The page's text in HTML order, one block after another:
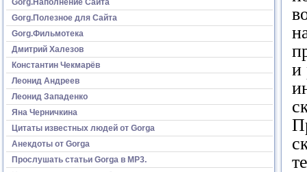
Gorg.Полезное для Сайта
Gorg.Фильмотека
Дмитрий Халезов
Константин Чекмарёв
Леонид Андреев
Леонид Западенко
Яна Черничкина
Цитаты известных людей от Gorga
Анекдоты от Gorga
Прослушать статьи Gorga в МР3.
и